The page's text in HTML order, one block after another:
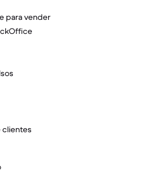
para vender
clientes